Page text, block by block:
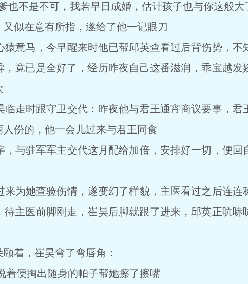
不是不可，我若早日成婚，估计孩子也与你这般大
似在意有所指，遂给了他一记眼刀
马，今早醒来时他已帮邱英查看过后背伤势，不
竟已是全好了，经历昨夜自己这番滋润，乖宝越发
时跟守卫交代：昨夜他与君王通宵商议要事，君
份的，他一会儿过来与君王同食
驻军军主交代这月配给加倍，安排好一切，便回
她查验伤情，遂变幻了样貌，主医看过之后连连
主医前脚刚走，崔昊后脚就跟了进来，邱英正吭哧
着，崔昊弯了弯唇角：
便掏出随身的帕子帮她擦了擦嘴